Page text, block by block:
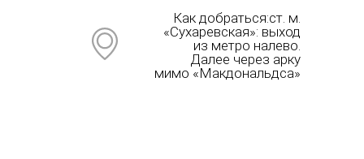
Как добраться:ст. м.
«Сухаревская»: выход
из метро налево.
Далее через арку
мимо «Макдональдса»